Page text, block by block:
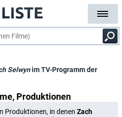
Selwynim TV-Programm der
Produktionen
Produktionen, in denen Zach